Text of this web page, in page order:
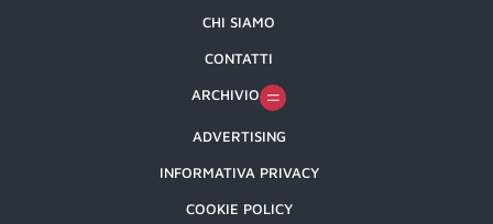
CHI SIAMO
CONTATTI
ARCHIVIO
ADVERTISING
INFORMATIVA PRIVACY
COOKIE POLICY